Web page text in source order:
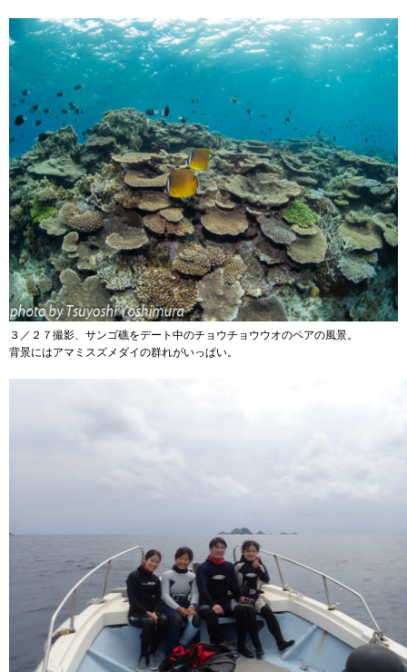
３／２７撮影、サンゴ礁をデート中のチョウチョウウオのペアの風景。
背景にはアマミスズメダイの群れがいっぱい。